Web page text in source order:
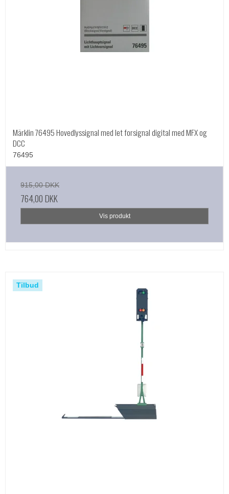
Märklin 76495 Hovedlyssignal med let forsignal digital med MFX og
DCC
76495
915,00 DKK
764,00 DKK
Vis produkt
Tilbud